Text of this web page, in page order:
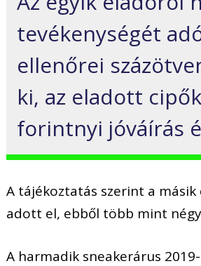
tevékenységét
ellenőrei
ki, az eladott
forintnyi jóváírás
A tájékoztatás szerint a
adott el, ebből több mint
A harmadik sneakerárus